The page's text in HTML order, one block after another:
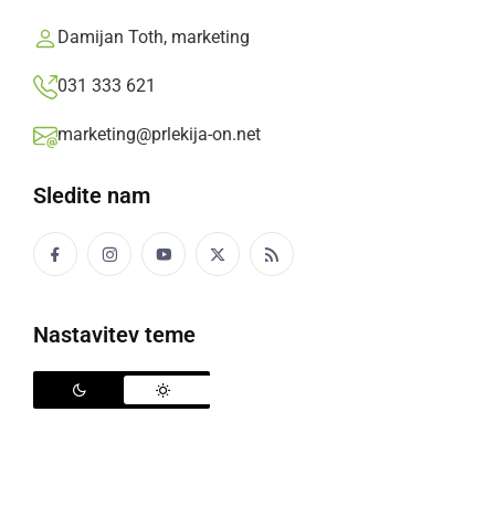
Damijan Toth, marketing
031 333 621
marketing@prlekija-on.net
Sledite nam
Nastavitev teme
Kultura
Politika
Narava